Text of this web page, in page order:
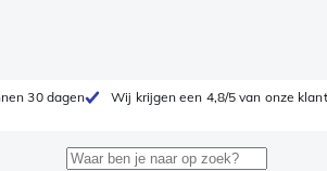
30 dagen Wij krijgen een 4,8/5 van onze